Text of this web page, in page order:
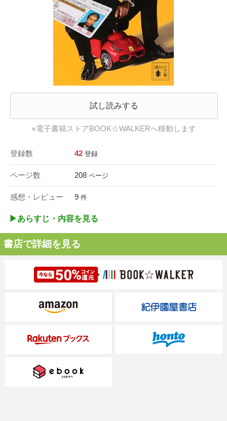
試し読みする
※電子書籍ストアBOOK☆WALKERへ移動します
登録数 42 登録
ページ数 208 ページ
感想・レビュー 9 件
▶︎あらすじ・内容を見る
書店で詳細を見る